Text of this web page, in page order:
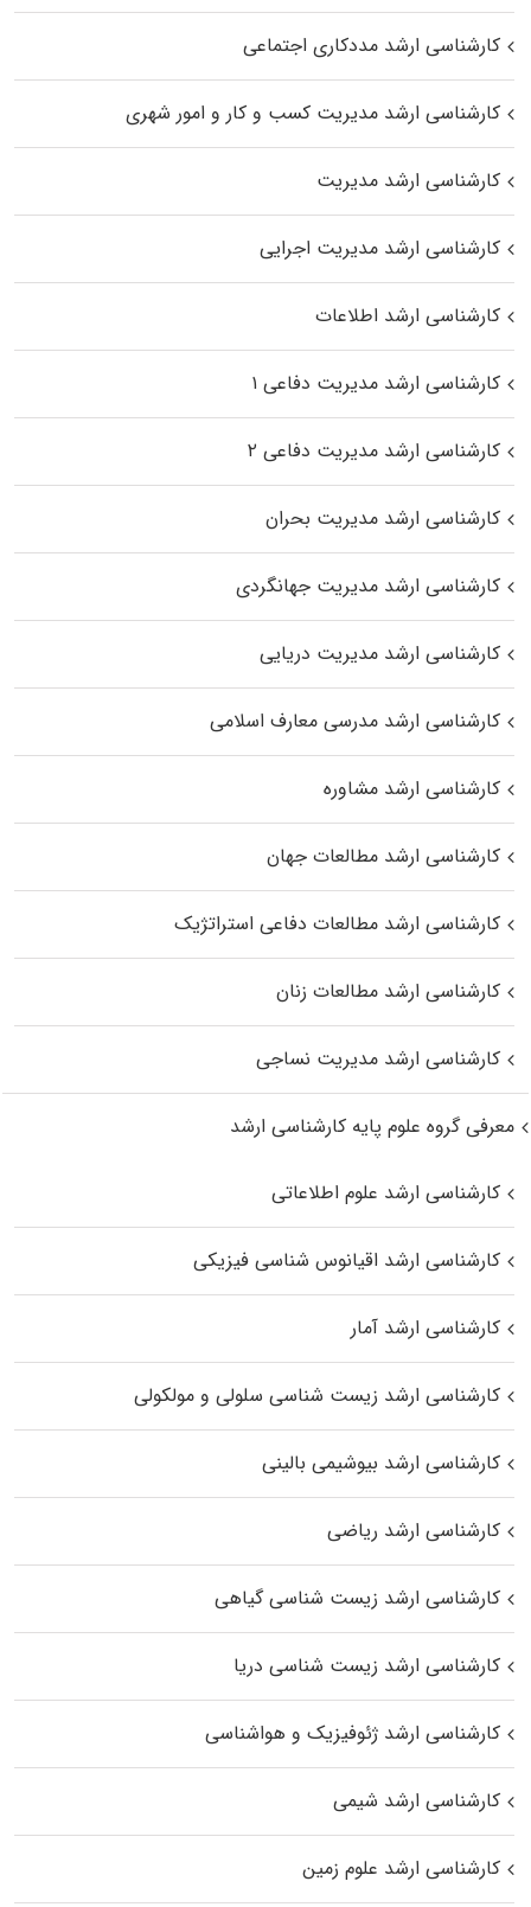
کارشناسی ارشد مددکاری اجتماعی
کارشناسی ارشد مدیریت کسب و کار و امور شهری
کارشناسی ارشد مدیریت
کارشناسی ارشد مدیریت اجرایی
کارشناسی ارشد اطلاعات
کارشناسی ارشد مدیریت دفاعی ۱
کارشناسی ارشد مدیریت دفاعی ۲
کارشناسی ارشد مدیریت بحران
کارشناسی ارشد مدیریت جهانگردی
کارشناسی ارشد مدیریت دریایی
کارشناسی ارشد مدرسی معارف اسلامی
کارشناسی ارشد مشاوره
کارشناسی ارشد مطالعات جهان
کارشناسی ارشد مطالعات دفاعی استراتژیک
کارشناسی ارشد مطالعات زنان
کارشناسی ارشد مدیریت نساجی
معرفی گروه علوم پایه کارشناسی ارشد
کارشناسی ارشد علوم اطلاعاتی
کارشناسی ارشد اقیانوس‌ شناسی فیزیکی
کارشناسی ارشد آمار
کارشناسی ارشد زیست شناسی سلولی و مولکولی
کارشناسی ارشد بیوشیمی بالینی
کارشناسی ارشد ریاضی
کارشناسی ارشد زیست‌ شناسی گیاهی
کارشناسی ارشد زیست‌ شناسی دریا
کارشناسی ارشد ژئوفیزیک و هواشناسی
کارشناسی ارشد شیمی
کارشناسی ارشد علوم زمین